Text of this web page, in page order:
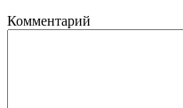
Комментарий